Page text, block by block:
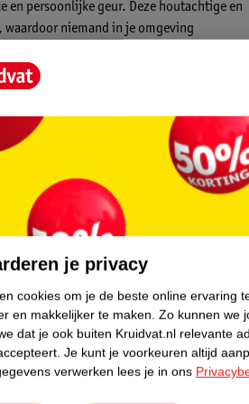
en persoonlijke geur. Deze houtachtige en
niemand in je omgeving
HYDROXY CITRONELLAL, COUMARIN,
CITRONELLOL, EUGENOL, GERANIOL,
2), BHT
je privacy
cookies om je de beste online ervaring
en makkelijker te maken. Zo kunnen we
dat je ook buiten Kruidvat.nl relevante
Je kunt je voorkeuren altijd
verwerken lees je in ons